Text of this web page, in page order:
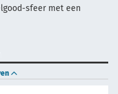
sfeer met een